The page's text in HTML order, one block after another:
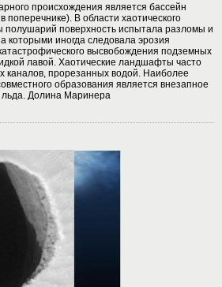
происхождения является бассейн
В области хаотического
полушарий поверхность испытала разломы и
которыми иногда следовала эрозия
высвобождения подземных
лавой. Хаотические ландшафты часто
каналов, прорезанных водой. Наиболее
образования является внезапное
льда. Долина Маринера